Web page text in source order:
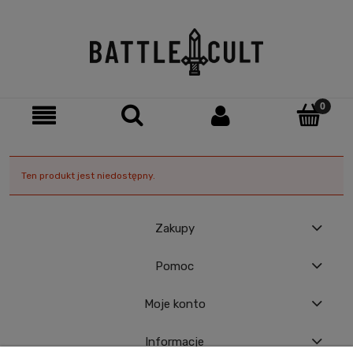
Ten produkt jest niedostępny.
Zakupy
Pomoc
Moje konto
Informacje